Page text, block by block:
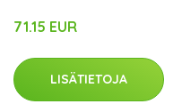
71.15 EUR
LISÄTIETOJA